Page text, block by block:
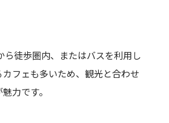
ら徒歩圏内、またはバスを利用し
フェも多いため、観光と合わせ
力です。